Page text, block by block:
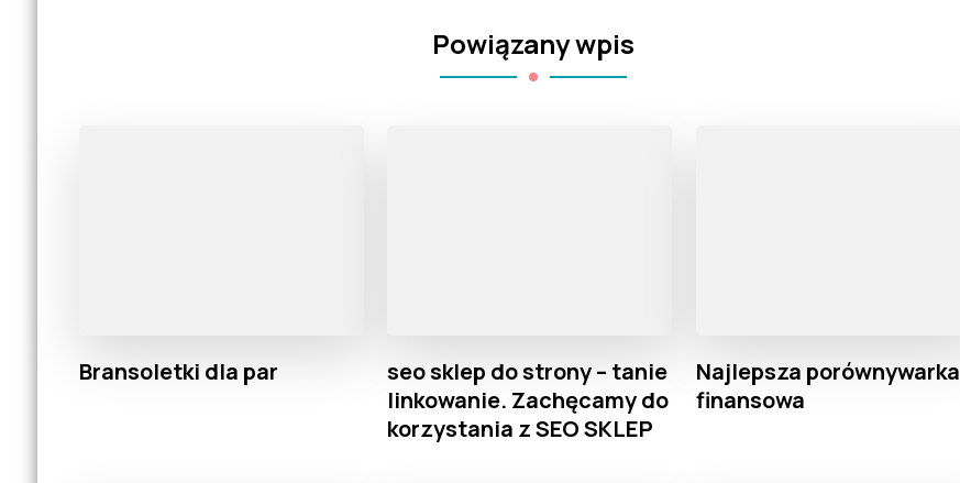
Powiązany wpis
Bransoletki dla par
seo sklep do strony – tanie
linkowanie. Zachęcamy do
korzystania z SEO SKLEP
Najlepsza porównywarka
finansowa